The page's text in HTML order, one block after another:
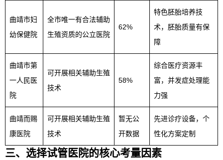
曲靖市妇
幼保健院
全市唯一有合法辅助
生殖资质的公立医院
62%
特色胚胎培养技
术，胚胎质量有保
障
曲靖市第
一人民医
院
可开展相关辅助生殖
技术
58%
综合医疗资源丰
富，并发症处理能
力强
曲靖而赐
康医院
可开展相关辅助生殖
技术
暂无公
开数据
先进诊疗设备，个
性化方案定制
三、选择试管医院的核心考量因素